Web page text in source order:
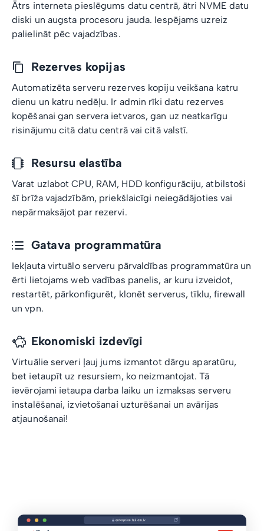
Ātrs interneta pieslēgums datu centrā, ātri NVME datu
diski un augsta procesoru jauda. Iespējams uzreiz
palielināt pēc vajadzības.
Rezerves kopijas
Automatizēta serveru rezerves kopiju veikšana katru
dienu un katru nedēļu. Ir admin rīki datu rezerves
kopēšanai gan servera ietvaros, gan uz neatkarīgu
risinājumu citā datu centrā vai citā valstī.
Resursu elastība
Varat uzlabot CPU, RAM, HDD konfigurāciju, atbilstoši
šī brīža vajadzībām, priekšlaicīgi neiegādājoties vai
nepārmaksājot par rezervi.
Gatava programmatūra
Iekļauta virtuālo serveru pārvaldības programmatūra un
ērti lietojams web vadības panelis, ar kuru izveidot,
restartēt, pārkonfigurēt, klonēt serverus, tīklu, firewall
un vpn.
Ekonomiski izdevīgi
Virtuālie serveri ļauj jums izmantot dārgu aparatūru,
bet ietaupīt uz resursiem, ko neizmantojat. Tā
ievērojami ietaupa darba laiku un izmaksas serveru
instalēšanai, izvietošanai uzturēšanai un avārijas
atjaunošanai!